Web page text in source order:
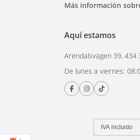
Más información
Aquí estamos
Arendalsvägen 39, 434
De lunes a viernes: